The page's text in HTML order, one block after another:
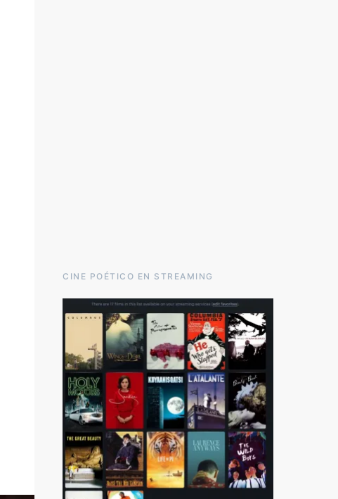
CINE POÉTICO EN STREAMING